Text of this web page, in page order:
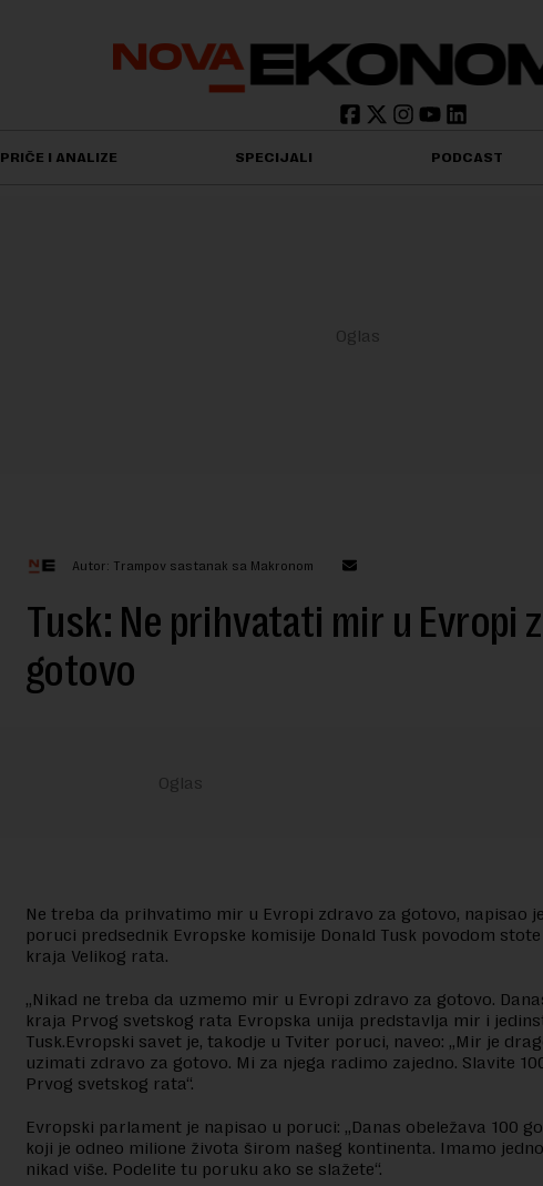
PRIČE I ANALIZE SPECIJALI PODCAST
Autor: Trampov sastanak sa Makronom
Tusk: Ne prihvatati mir u Evropi
gotovo
Ne treba da prihvatimo mir u Evropi zdravo za gotovo, napisao
poruci predsednik Evropske komisije Donald Tusk povodom
kraja Velikog rata.
„Nikad ne treba da uzmemo mir u Evropi zdravo za gotovo.
kraja Prvog svetskog rata Evropska unija predstavlja mir i
Tusk.Evropski savet je, takodje u Tviter poruci, naveo: „Mir je
uzimati zdravo za gotovo. Mi za njega radimo zajedno. Slavite
Prvog svetskog rata“.
Evropski parlament je napisao u poruci: „Danas obeležava 100
koji je odneo milione života širom našeg kontinenta. Imamo
nikad više. Podelite tu poruku ako se slažete“.